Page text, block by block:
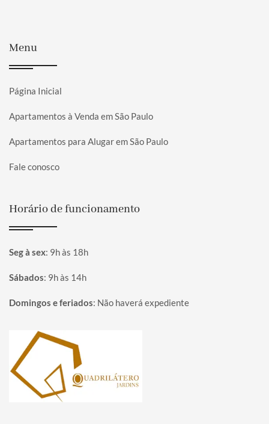
Menu
Página Inicial
Apartamentos à Venda em São Paulo
Apartamentos para Alugar em São Paulo
Fale conosco
Horário de funcionamento
Seg à sex: 9h às 18h
Sábados: 9h às 14h
Domingos e feriados: Não haverá expediente
Página inicial